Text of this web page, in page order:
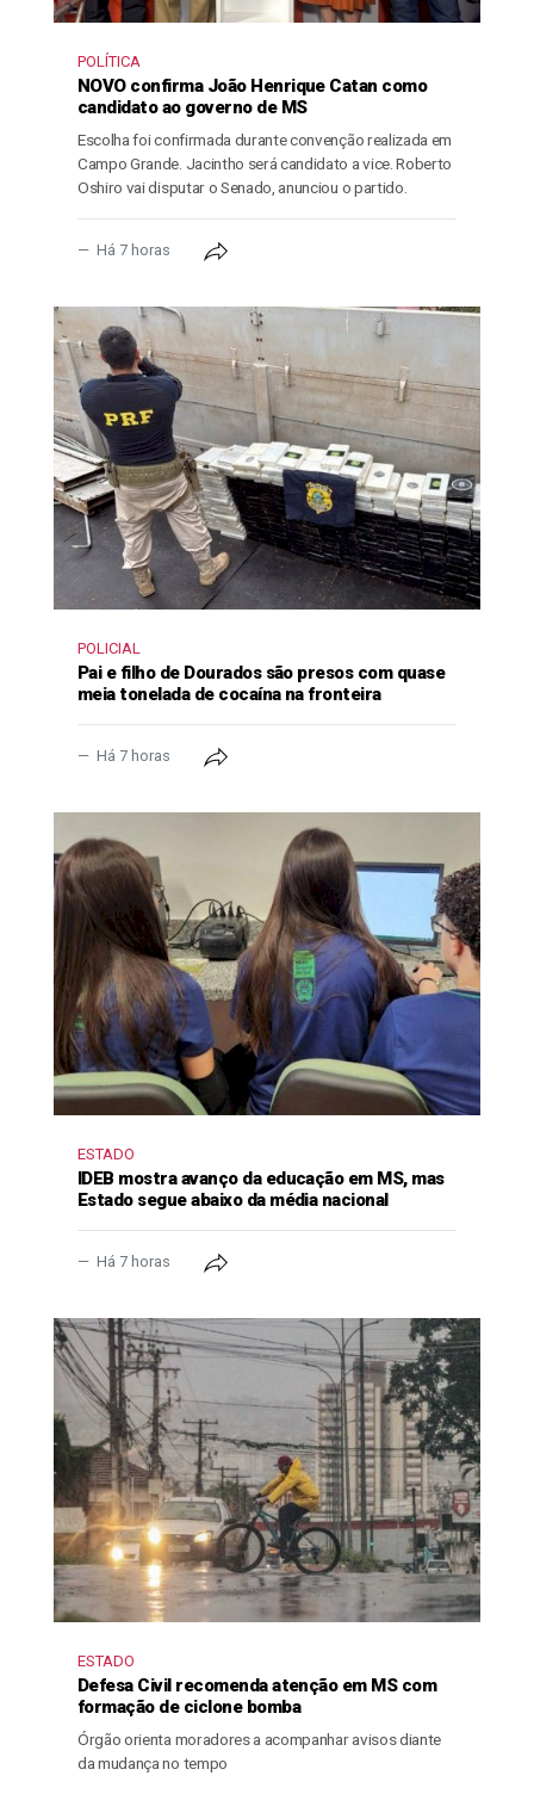
POLÍTICA
NOVO confirma João Henrique Catan como
candidato ao governo de MS
Escolha foi confirmada durante convenção realizada em
Campo Grande. Jacintho será candidato a vice. Roberto
Oshiro vai disputar o Senado, anunciou o partido.
Há 7 horas
POLICIAL
Pai e filho de Dourados são presos com quase
meia tonelada de cocaína na fronteira
Há 7 horas
ESTADO
IDEB mostra avanço da educação em MS, mas
Estado segue abaixo da média nacional
Há 7 horas
ESTADO
Defesa Civil recomenda atenção em MS com
formação de ciclone bomba
Órgão orienta moradores a acompanhar avisos diante
da mudança no tempo